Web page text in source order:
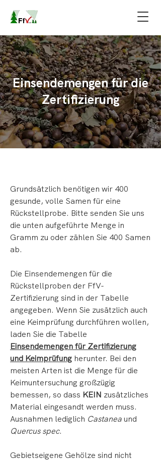
Einsendemengen für die
Zertifizierung
Grundsätzlich benötigen wir 400
gesunde, volle Samen für eine
Rückstellprobe. Bitte senden Sie uns
die unten aufgeführte Menge in
Gramm zu oder zählen Sie 400 Samen
ab.
Die Einsendemengen für die
Rückstellproben der FfV-
Zertifizierung sind in der Tabelle
angegeben. Wenn Sie zusätzlich auch
eine Keimprüfung durchführen wollen,
laden Sie die Tabelle
Einsendemengen für Zertifizierung
und Keimprüfung herunter. Bei den
meisten Arten ist die Menge für die
Keimuntersuchung großzügig
bemessen, so dass KEIN zusätzliches
Material eingesandt werden muss.
Ausnahmen lediglich Castaneaund
Quercus spec.
Gebietseigene Gehölze sind nicht